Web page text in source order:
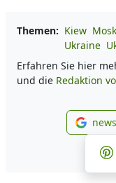
Themen: Kiew
Ukraine
Erfahren Sie hier
und die Redaktion